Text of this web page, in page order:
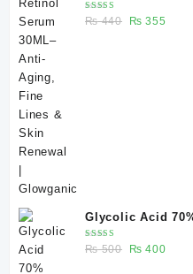
& Skin Renewal |
Rated
5.00 out
₨440
Original
₨ 355
Glycolic Acid
Chemical Peel
& Skin Texture
Rated
5.00out
₨500
Original
₨ 400